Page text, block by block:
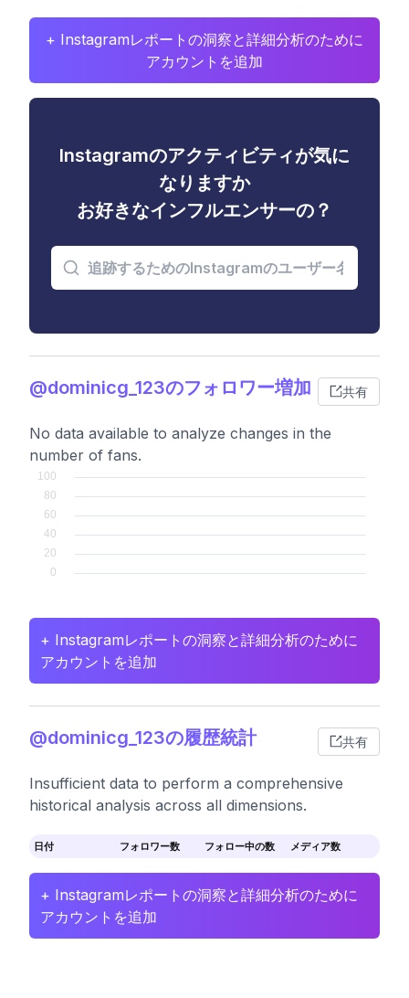
+ Instagramレポートの洞察と詳細分析のために
アカウントを追加
Instagramのアクティビティが気に
なりますか
お好きなインフルエンサーの？
@dominicg_123のフォロワー増加 共有
No data available to analyze changes in the
number of fans.
+ Instagramレポートの洞察と詳細分析のために
アカウントを追加
@dominicg_123の履歴統計 共有
Insufficient data to perform a comprehensive
historical analysis across all dimensions.
日付 フォロワー数 フォロー中の数 メディア数
+ Instagramレポートの洞察と詳細分析のために
アカウントを追加